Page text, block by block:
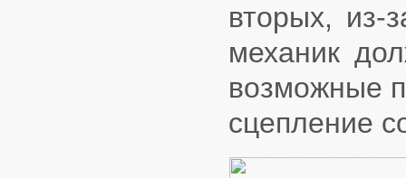
вторых, из-
механик
возможные
сцепление